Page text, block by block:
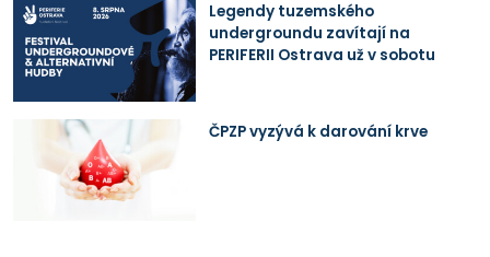
Legendy tuzemského
undergroundu zavítají na
PERIFERII Ostrava už v sobotu
ČPZP vyzývá k darování krve